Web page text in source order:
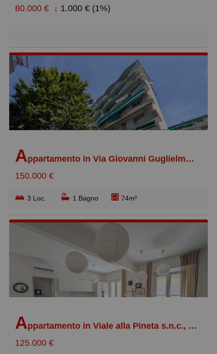
80.000 € ↓ 1.000 € (1%)
Appartamento in Via Giovanni Guglielmo Longo s.n.c., Pegli Centro
150.000 €
3 Loc. 1 Bagno 74m²
Appartamento in Viale alla Pineta s.n.c., Pegli Centro
125.000 €